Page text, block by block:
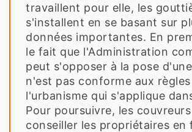
travaillent pour elle, les
s'installent en se basant sur
données importantes. En
le fait que l'Administration
peut s'opposer à la pose
n'est pas conforme aux
l'urbanisme qui s'applique
Pour poursuivre, les
conseiller les propriétaires en